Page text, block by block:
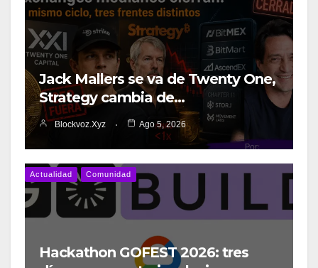
Jack Mallers se va de Twenty One,
Strategy cambia de…
Blockvoz.xyz Ago 5, 2026
Actualidad Comunidad
Hackathon GOFEST 2026: tres